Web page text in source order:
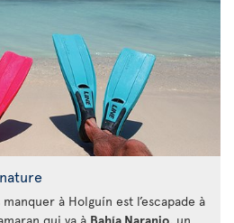
à Holguín est l’escapade à
qui va à Bahía Naranjo, un